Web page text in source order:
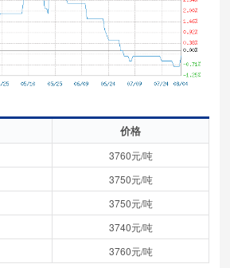
价格
3760元/吨
3750元/吨
3750元/吨
3740元/吨
3760元/吨